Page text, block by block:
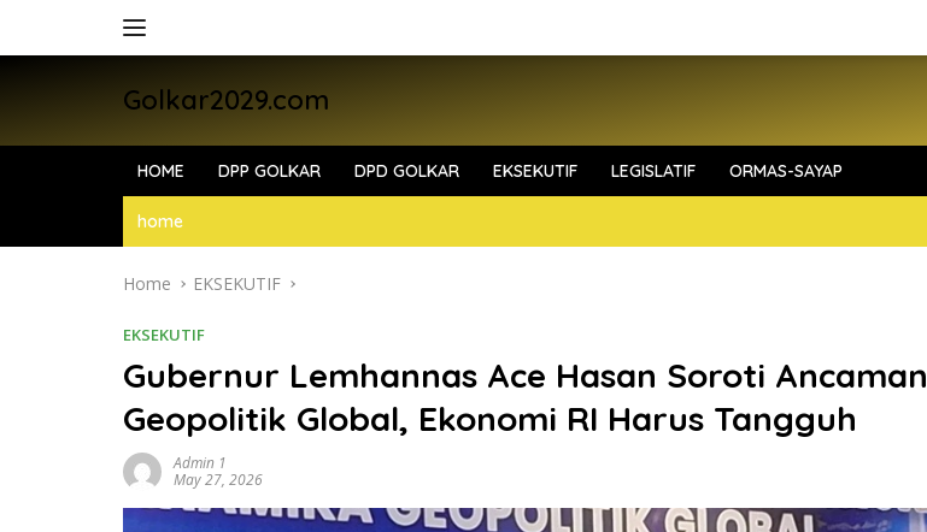
Golkar2029.com
HOME DPP GOLKAR DPD GOLKAR EKSEKUTIF LEGISLATIF ORMAS-SAYAP
home
Home EKSEKUTIF
EKSEKUTIF
Gubernur Lemhannas Ace Hasan Soroti Ancaman
Geopolitik Global, Ekonomi RI Harus Tangguh
Admin 1
May 27, 2026